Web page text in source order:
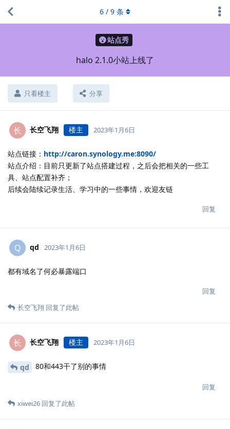
站点秀
halo 2.1.0小站上线了
只看楼主 分享
6 / 9 条
长 长空飞翔 楼主 2023年1月6日
站点链接： http://caron.synology.me:8090/
站点介绍：目前只更新了站点搭建过程，之后会把相关的一些工
具、站点配置补齐；
后续会陆续记录生活、学习中的一些事情，欢迎友链
回复
Q qd 2023年1月6日
都有域名了何必暴露端口
回复
长空飞翔 回复了此帖
长 长空飞翔 楼主 2023年1月6日
qd 80和443干了别的事情
回复
xiwei26 回复了此帖